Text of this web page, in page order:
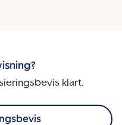
klart.